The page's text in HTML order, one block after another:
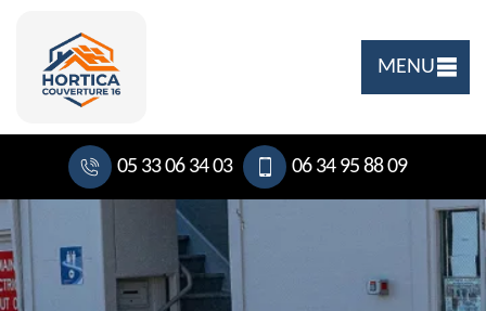
MENU
05 33 06 34 03 06 34 95 88 09